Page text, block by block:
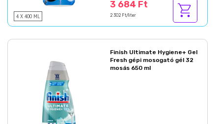
4 X 400 ML
3 684 Ft
2 302 Ft/liter
Finish Ultimate Hygiene+ Gel
Fresh gépi mosogató gél 32
mosás 650 ml